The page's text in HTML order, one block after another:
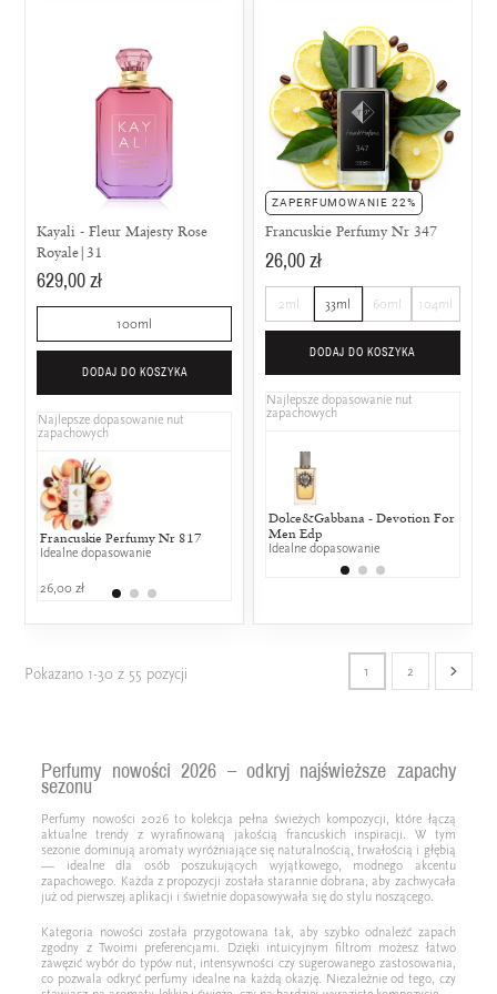
Kayali - Fleur Majesty Rose
Royale|31
629,00 zł
100ml
DODAJ DO KOSZYKA
Najlepsze dopasowanie nut
zapachowych
Francuskie Perfumy Nr 817
Idealne dopasowanie
26,00 zł
Jean Paul Gaultier - Classique
25% wspólnych nut zapachowych
ZAPERFUMOWANIE 22%
Francuskie Perfumy Nr 347
26,00 zł
2ml 33ml 60ml 104ml
DODAJ DO KOSZYKA
Najlepsze dopasowanie nut
zapachowych
Dolce&Gabbana - Devotion For
Men Edp
Idealne dopasowanie
Pokazano 1-30 z 55 pozycji 1 2
Perfumy nowości 2026 – odkryj najświeższe zapachy
sezonu
Perfumy nowości 2026 to kolekcja pełna świeżych kompozycji, które łączą
aktualne trendy z wyrafinowaną jakością francuskich inspiracji. W tym
sezonie dominują aromaty wyróżniające się naturalnością, trwałością i głębią
— idealne dla osób poszukujących wyjątkowego, modnego akcentu
zapachowego. Każda z propozycji została starannie dobrana, aby zachwycała
już od pierwszej aplikacji i świetnie dopasowywała się do stylu noszącego.
Kategoria nowości została przygotowana tak, aby szybko odnaleźć zapach
zgodny z Twoimi preferencjami. Dzięki intuicyjnym filtrom możesz łatwo
zawęzić wybór do typów nut, intensywności czy sugerowanego zastosowania,
co pozwala odkryć perfumy idealne na każdą okazję. Niezależnie od tego, czy